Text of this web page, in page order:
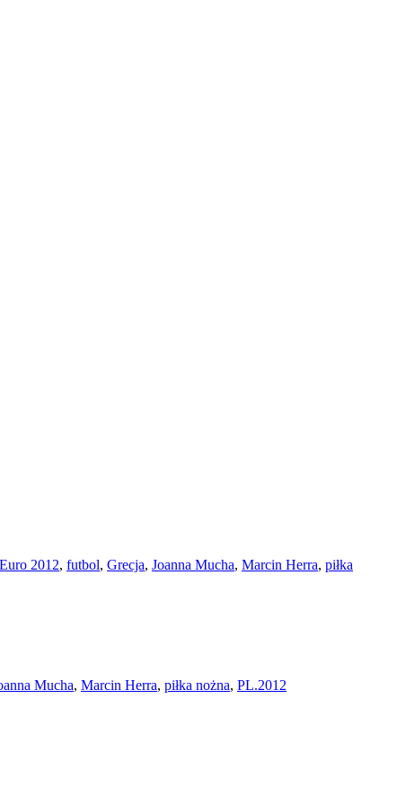
Euro 2012, futbol, Grecja, Joanna Mucha, Marcin Herra, piłka
Mucha, Marcin Herra, piłka nożna, PL.2012